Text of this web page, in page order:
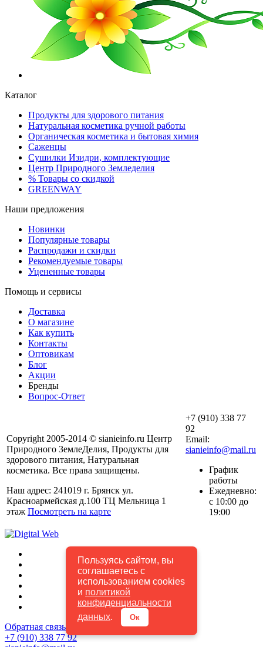
Пользуясь сайтом, вы
соглашаетесь с
использованием cookies
и политикой
конфиденциальности
данных. Ок
Каталог
Продукты для здорового питания
Натуральная косметика ручной работы
Органическая косметика и бытовая химия
Саженцы
Сушилки Изидри, комплектующие
Центр Природного Земледелия
% Товары со скидкой
GREENWAY
Наши предложения
Новинки
Популярные товары
Распродажи и скидки
Рекомендуемые товары
Уцененные товары
Помощь и сервисы
Доставка
О магазине
Как купить
Контакты
Оптовикам
Блог
Акции
Бренды
Вопрос-Ответ
Copyright 2005-2014 © sianieinfo.ru Центр
Природного ЗемлеДелия, Продукты для
здорового питания, Натуральная
косметика. Все права защищены.
Наш адрес: 241019 г. Брянск ул.
Красноармейская д.100 ТЦ Мельница 1
этаж Посмотреть на карте
+7 (910) 338 77
92
Email:
sianieinfo@mail.ru
График
работы
Ежедневно:
с 10:00 до
19:00
Обратная связь
+7 (910) 338 77 92